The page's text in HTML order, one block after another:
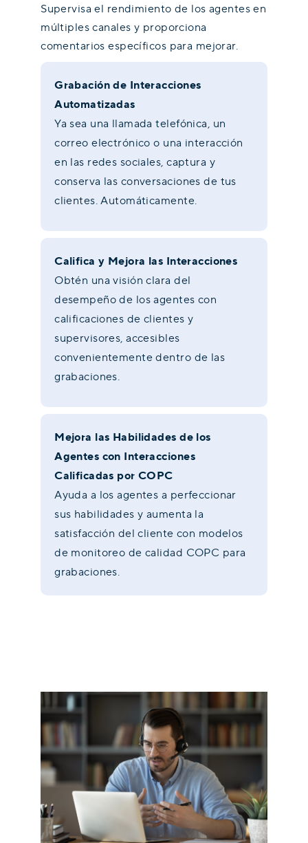
Supervisa el rendimiento de los agentes en
múltiples canales y proporciona
comentarios específicos para mejorar.
Grabación de Interacciones
Automatizadas
Ya sea una llamada telefónica, un
correo electrónico o una interacción
en las redes sociales, captura y
conserva las conversaciones de tus
clientes. Automáticamente.
Califica y Mejora las Interacciones
Obtén una visión clara del
desempeño de los agentes con
calificaciones de clientes y
supervisores, accesibles
convenientemente dentro de las
grabaciones.
Mejora las Habilidades de los
Agentes con Interacciones
Calificadas por COPC
Ayuda a los agentes a perfeccionar
sus habilidades y aumenta la
satisfacción del cliente con modelos
de monitoreo de calidad COPC para
grabaciones.